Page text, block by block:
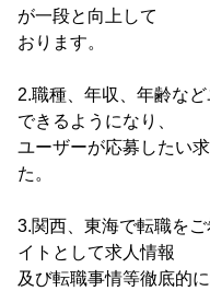
が一段と向上して
おります。
2.職種、年収、年齢な
できるようになり、
ユーザーが応募したい
た。
3.関西、東海で転職を
イトとして求人情報
及び転職事情等徹底的